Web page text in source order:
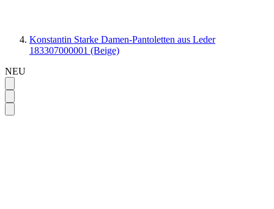
Konstantin Starke Damen-Pantoletten aus Leder
183307000001 (Beige)
NEU